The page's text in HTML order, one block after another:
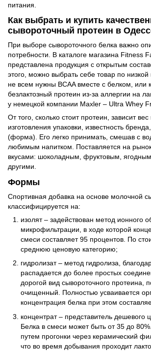
питания.
Как выбрать и купить
сывороточный протеин в
При выборе сывороточного белка важно
потребности. В каталоге магазина Fitness
представлена продукция с открытым
этого, можно выбрать себе товар по
не всем нужны BCAA вместе с белком, или
безлактозный протеин из-за аллергии на
у немецкой компании Maxler – Ultra Whey
От того, сколько стоит протеин, зависит
изготовления упаковки, известность
(форма). Его легко принимать, смешав с
любимым напитком. Поставляется на
вкусами: шоколадным, фруктовым,
другими.
Формы
Спортивная добавка на основе молочной
классифицируется на:
изолят – задействован метод ионного
микрофильтрации, в ходе которой
смеси составляет 95 процентов. По
среднюю ценовую категорию;
гидролизат – метод гидролиза,
распадается до более простых
дорогой вид сывороточного протеина,
очищенный. Полностью усваивается
концентрация белка при этом
концентрат – представитель дешевого
Белка в смеси может быть от 35 до
путем прогонки через керамический
что во время добывания проходит